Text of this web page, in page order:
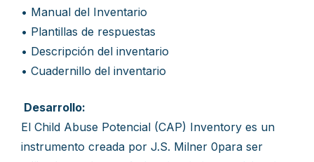
• Manual del Inventario
• Plantillas de respuestas
• Descripción del inventario
• Cuadernillo del inventario
Desarrollo:
El Child Abuse Potencial (CAP) Inventory es un
instrumento creada por J.S. Milner 0para ser